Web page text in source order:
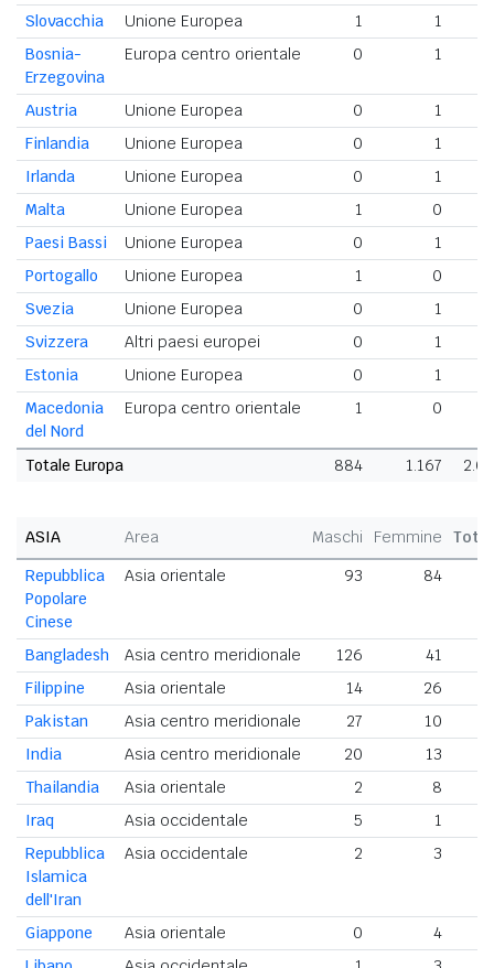
Slovacchia Unione Europea 1
1
Bosnia-
Erzegovina
Europa centro orientale 0 1
Austria Unione Europea 0
1
Finlandia
Unione Europea 0
1
Irlanda
Unione Europea 0
1
Malta
Unione Europea 1
0
Paesi Bassi
Unione Europea 0
1
Portogallo
Unione Europea 1
0
Svezia
Unione Europea 0
1
Svizzera
Altri paesi europei 0
1
Estonia
Unione Europea 0
1
Macedonia
del Nord
Europa centro orientale 1 0
Totale Europa 884 1.167
ASIA Area Maschi Femmine
Repubblica
Popolare
Cinese
Asia orientale 93 84
Bangladesh Asia centro meridionale 126 41
Filippine
Asia orientale 14 26
Pakistan
Asia centro meridionale 27 10
India
Asia centro meridionale 20 13
Thailandia
Asia orientale 2 8
Iraq
Asia occidentale 5 1
Repubblica
Islamica
dell'Iran
Asia occidentale 2 3
Giappone Asia orientale 0
4